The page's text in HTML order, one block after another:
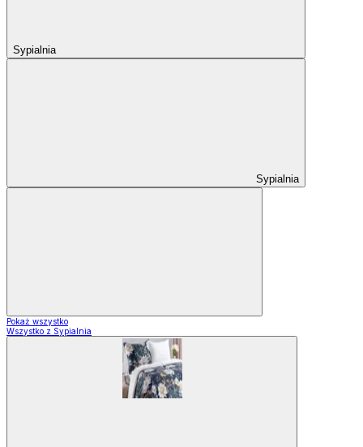
Sypialnia
Sypialnia
Pokaż wszystko
Wszystko z Sypialnia